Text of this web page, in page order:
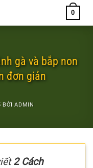
0
gà và bắp non
đơn giản
BỞIADMIN
2 Cách